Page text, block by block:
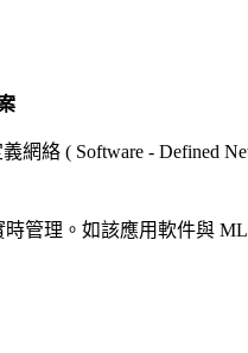
網絡 ( Software - Defined
管理。如該應用軟件與